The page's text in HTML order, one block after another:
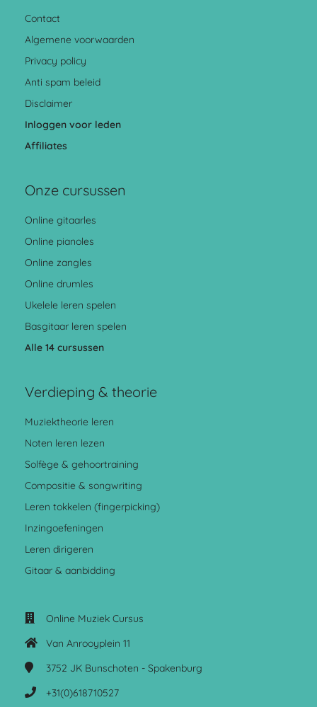
Contact
Algemene voorwaarden
Privacy policy
Anti spam beleid
Disclaimer
Inloggen voor leden
Affiliates
Onze cursussen
Online gitaarles
Online pianoles
Online zangles
Online drumles
Ukelele leren spelen
Basgitaar leren spelen
Alle 14 cursussen
Verdieping & theorie
Muziektheorie leren
Noten leren lezen
Solfège & gehoortraining
Compositie & songwriting
Leren tokkelen (fingerpicking)
Inzingoefeningen
Leren dirigeren
Gitaar & aanbidding
Online Muziek Cursus
Van Anrooyplein 11
3752 JK Bunschoten - Spakenburg
+31(0)618710527